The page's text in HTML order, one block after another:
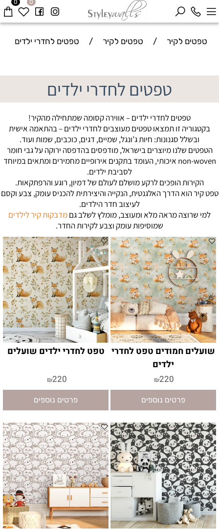
0 0
טפטים לקיר / טפטים לקיר / טפטים לחדרי ילדים
טפטים לחדרי ילדים
טפטים לחדרי ילדים – אווירה קסומה שמתחילה מהקיר!
בקטגוריה זו תמצאו טפטים מעוצבים לחדרי ילדים – בהתאמה אישית
ובשלל סגנונות: חיות ג’ונגל, שמיים, דגים, כוכבים, שמות ועוד.
הטפטים שלנו מיוצרים בישראל, מודפסים בהדפסה ירוקה על גבי חומר
non-woven איכותי, העומד בתקנים אירופיים מחמירים ומתאים במיוחד
לסביבת ילדים.
הקירות הופכים לרקע מושלם לעולם של דמיון, רוגע והרפתקאות.
טפט קיר הוא הדרך האלגנטית, הנקייה והיצירתית להכניס עומק, צבע וקסם
לעיצוב חדר הילדים.
למי שרוצה מראה מלא ומעוצב, מומלץ לשלב גםמדבקות קיר לילדים
שמוסיפות עומק וצבע לקירות החדר.
שועלים חמודים טפט לחדרי
ילדים
₪220
פרטים נוספים
טפט לחדרי ילדים שועלים
₪220
פרטים נוספים